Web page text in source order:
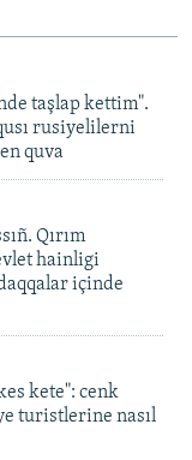
taşlap kettim".
rusiyelilerni
quva
Qırım
hainligi
içinde
kete": cenk
turistlerine nasıl